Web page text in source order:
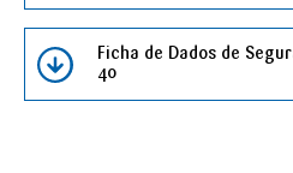
Ficha de Dados de
40